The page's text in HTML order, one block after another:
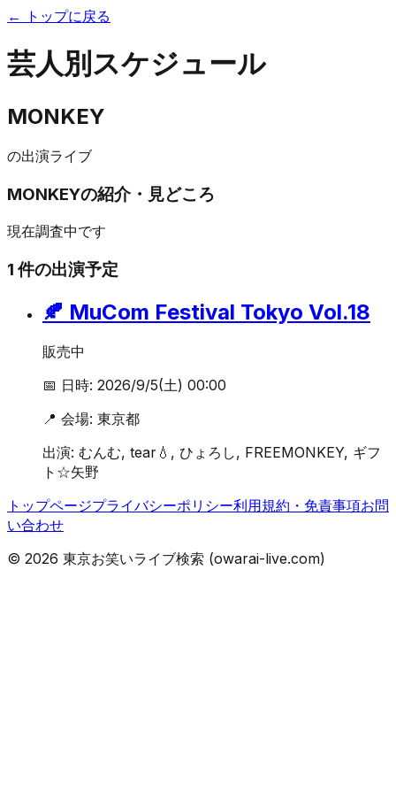
← トップに戻る
芸人別スケジュール
MONKEY
の出演ライブ
MONKEYの紹介・見どころ
現在調査中です
1 件の出演予定
🍂 MuCom Festival Tokyo Vol.18
販売中
📅 日時: 2026/9/5(土) 00:00
📍 会場: 東京都
出演: むんむ, tear💧, ひょろし, FREEMONKEY, ギフ
ト☆矢野
トップページプライバシーポリシー利用規約・免責事項お問
い合わせ
© 2026 東京お笑いライブ検索 (owarai-live.com)